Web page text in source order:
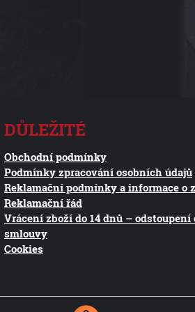
DŮLEŽITÉ
Obchodní podmínky
Podmínky zpracování osobních údajů
Reklamační podmínky a informace o
Reklamační řád
Vrácení zboží do 14 dnů – odstoupení
smlouvy
Cookies